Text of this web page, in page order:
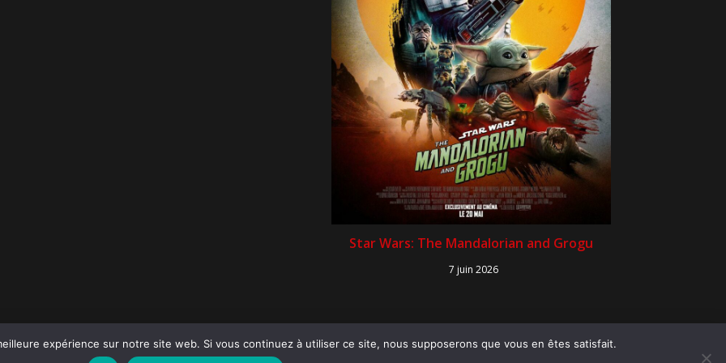
Star Wars: The Mandalorian and Grogu
7 juin 2026
expérience sur notre site web. Si vous continuez à utiliser ce site, nous supposerons que vous en êtes satisfait.